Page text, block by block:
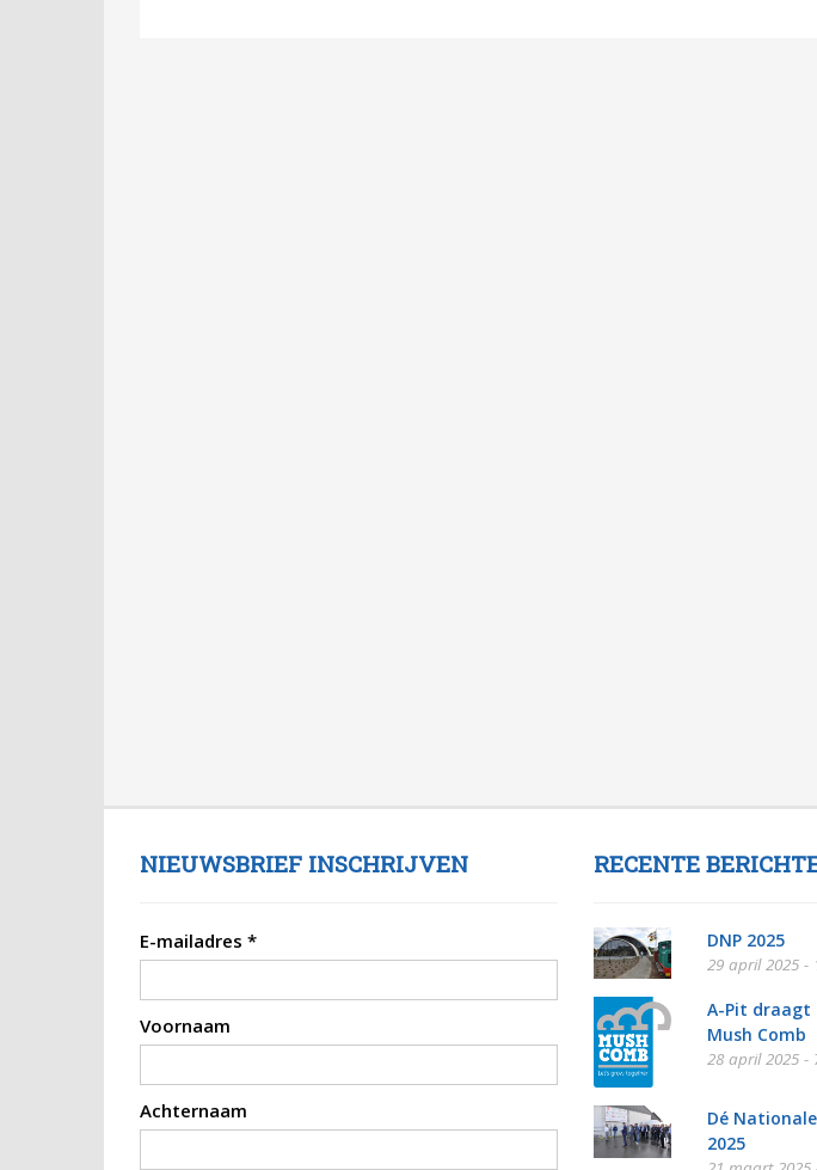
NIEUWSBRIEF INSCHRIJVEN
E-mailadres *
Voornaam
Achternaam
RECENTE
DNP 2025
29 april 2025 -
A-Pit draagt
Mush Comb
28 april 2025 -
Dé
2025